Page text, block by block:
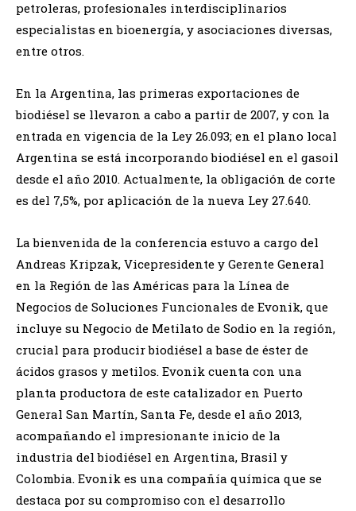
petroleras, profesionales interdisciplinarios
especialistas en bioenergía, y asociaciones diversas,
entre otros.
En la Argentina, las primeras exportaciones de
biodiésel se llevaron a cabo a partir de 2007, y con la
entrada en vigencia de la Ley 26.093; en el plano local
Argentina se está incorporando biodiésel en el gasoil
desde el año 2010. Actualmente, la obligación de corte
es del 7,5%, por aplicación de la nueva Ley 27.640.
La bienvenida de la conferencia estuvo a cargo del
Andreas Kripzak, Vicepresidente y Gerente General
en la Región de las Américas para la Línea de
Negocios de Soluciones Funcionales de Evonik, que
incluye su Negocio de Metilato de Sodio en la región,
crucial para producir biodiésel a base de éster de
ácidos grasos y metilos. Evonik cuenta con una
planta productora de este catalizador en Puerto
General San Martín, Santa Fe, desde el año 2013,
acompañando el impresionante inicio de la
industria del biodiésel en Argentina, Brasil y
Colombia. Evonik es una compañía química que se
destaca por su compromiso con el desarrollo